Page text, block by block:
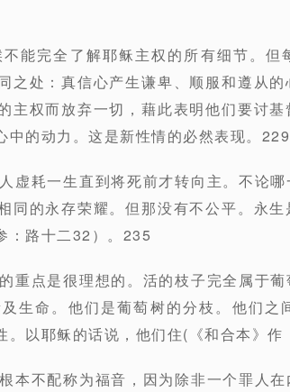
能完全了解耶稣主权的所有细节。但
之处：真信心产生谦卑、顺服和遵从
主权而放弃一切，藉此表明他们要讨
中的动力。这是新性情的必然表现。229
虚耗一生直到将死前才转向主。不论哪
同的永存荣耀。但那没有不公平。永
：路十二32）。235
重点是很理想的。活的枝子完全属于
生命。他们是葡萄树的分枝。他们之
。以耶稣的话说，他们住(《和合本》
本不配称为福音，因为除非一个罪人